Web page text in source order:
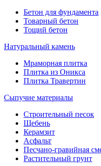
Бетон для фундамента
Товарный бетон
Тощий бетон
Натуральный камень
Мраморная плитка
Плитка из Оникса
Плитка Травертин
Сыпучие материалы
Строительный песок
Щебень
Керамзит
Асфальт
Песчано-гравийная
Растительный грунт